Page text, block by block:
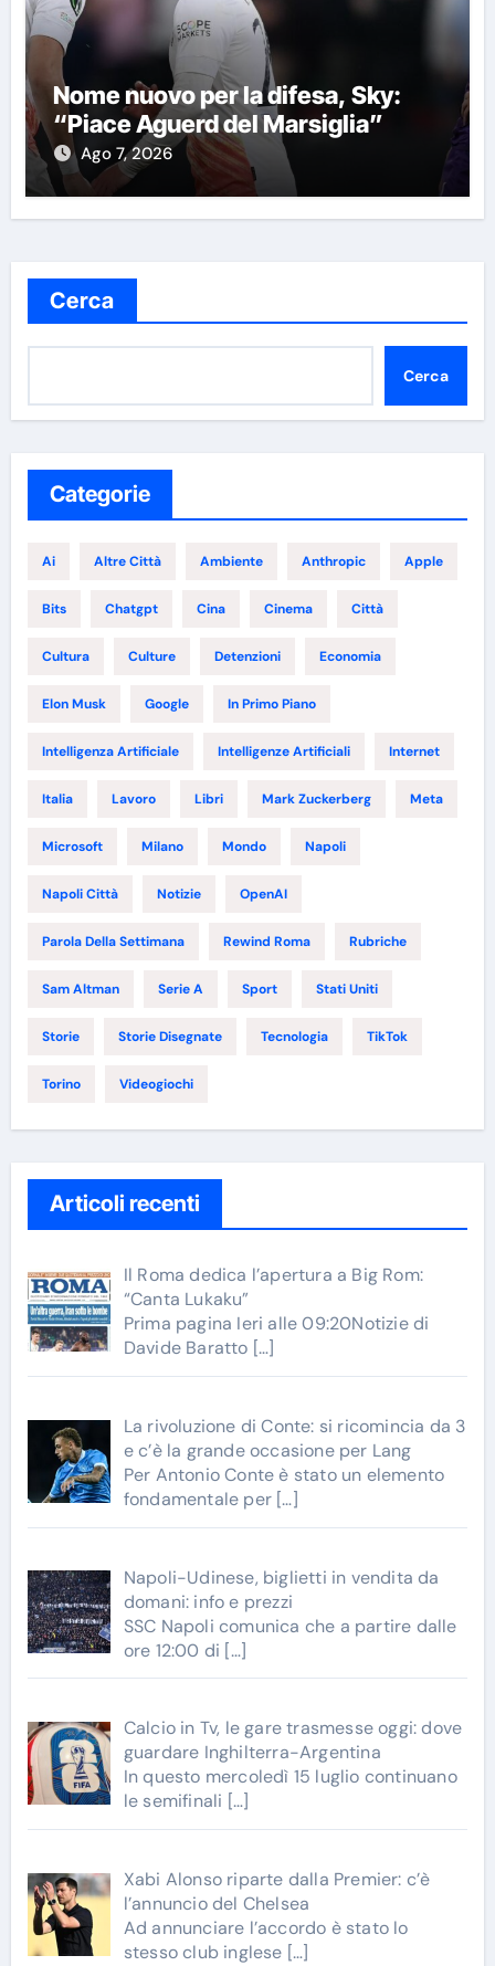
Nome nuovo per la difesa, Sky:
“Piace Aguerd del Marsiglia”
Ago 7, 2026
Cerca
Cerca
Categorie
Ai Altre Città Ambiente Anthropic Apple
Bits Chatgpt Cina Cinema Città
Cultura Culture Detenzioni Economia
Elon Musk Google In Primo Piano
Intelligenza Artificiale Intelligenze Artificiali Internet
Italia Lavoro Libri Mark Zuckerberg Meta
Microsoft Milano Mondo Napoli
Napoli Città Notizie OpenAI
Parola Della Settimana Rewind Roma Rubriche
Sam Altman Serie A Sport Stati Uniti
Storie Storie Disegnate Tecnologia TikTok
Torino Videogiochi
Articoli recenti
Il Roma dedica l’apertura a Big Rom:
“Canta Lukaku”
Prima pagina Ieri alle 09:20Notizie di
Davide Baratto […]
La rivoluzione di Conte: si ricomincia da 3
e c’è la grande occasione per Lang
Per Antonio Conte è stato un elemento
fondamentale per […]
Napoli-Udinese, biglietti in vendita da
domani: info e prezzi
SSC Napoli comunica che a partire dalle
ore 12:00 di […]
Calcio in Tv, le gare trasmesse oggi: dove
guardare Inghilterra-Argentina
In questo mercoledì 15 luglio continuano
le semifinali […]
Xabi Alonso riparte dalla Premier: c’è
l’annuncio del Chelsea
Ad annunciare l’accordo è stato lo
stesso club inglese […]